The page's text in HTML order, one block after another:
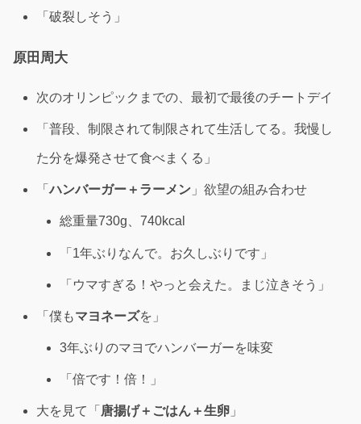
「破裂しそう」
原田周大
次のオリンピックまでの、最初で最後のチートデイ
「普段、制限されて制限されて生活してる。我慢し
た分を爆発させて食べまくる」
「ハンバーガー＋ラーメン 」欲望の組み合わせ
総重量730g、740kcal
「1年ぶりなんで。お久しぶりです」
「ウマすぎる！やっと会えた。まじ泣きそう」
「僕もマヨネーズを」
3年ぶりのマヨでハンバーガーを味変
「倍です！倍！」
大を見て「 唐揚げ＋ごはん＋生卵 」